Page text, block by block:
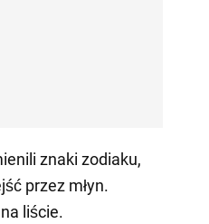
znaki zodiaku,
przez młyn.
liście.